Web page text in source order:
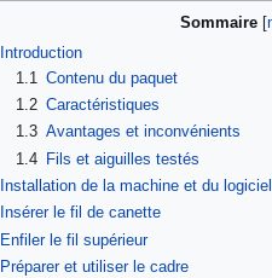
Sommaire
Introduction
1.1 Contenu du paquet
1.2 Caractéristiques
1.3 Avantages et inconvénients
1.4 Fils et aiguilles testés
Installation de la machine et du logiciel
Insérer le fil de canette
Enfiler le fil supérieur
Préparer et utiliser le cadre